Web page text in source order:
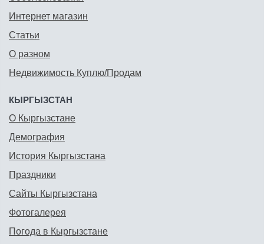
Интернет магазин
Статьи
О разном
Недвижимость Куплю/Продам
КЫРГЫЗСТАН
О Кыргызстане
Демография
История Кыргызстана
Праздники
Сайты Кыргызстана
Фотогалерея
Погода в Кыргызстане